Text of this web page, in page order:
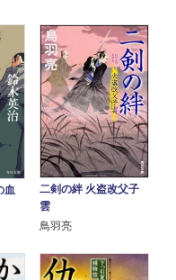
血
二剣の絆 火盗改父子
雲
鳥羽亮